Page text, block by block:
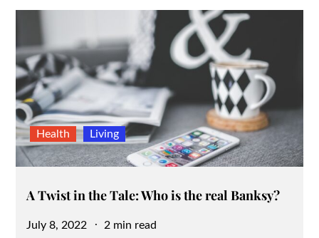
Health Living
A Twist in the Tale: Who is the real Banksy?
Posted
July 8, 2022 2 min read